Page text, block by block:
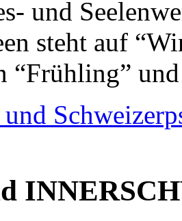
und
steht auf
“Frühling”